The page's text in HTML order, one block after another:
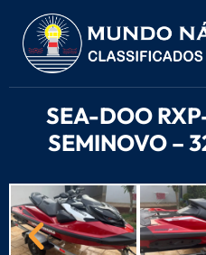
SEA-DOO
SEMINOVO –